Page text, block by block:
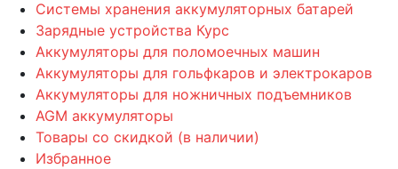
Системы хранения аккумуляторных батарей
Зарядные устройства Курс
Аккумуляторы для поломоечных машин
Аккумуляторы для гольфкаров и электрокаров
Аккумуляторы для ножничных подъемников
AGM аккумуляторы
Товары со скидкой (в наличии)
Избранное